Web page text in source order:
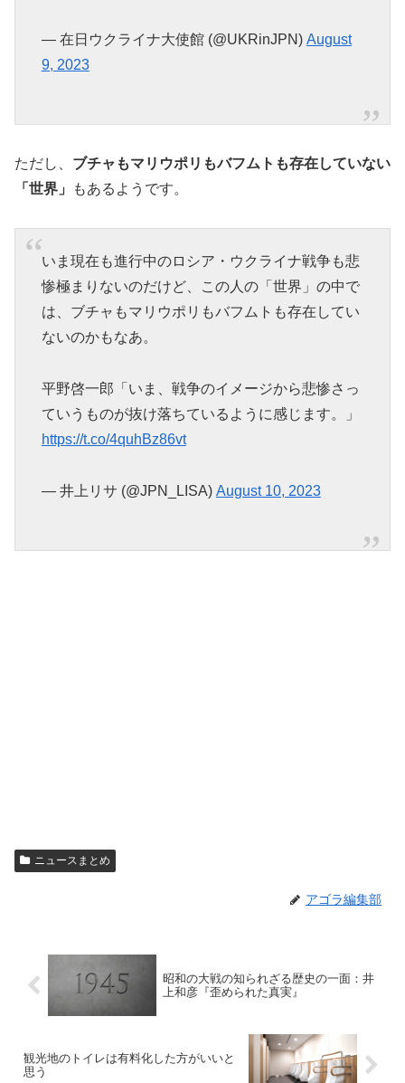
— 在日ウクライナ大使館 (@UKRinJPN) August
9, 2023
ただし、 ブチャもマリウポリもバフムトも存在していない
「世界」
もあるようです。
いま現在も進行中のロシア・ウクライナ戦争も悲
惨極まりないのだけど、この人の「世界」の中で
は、ブチャもマリウポリもバフムトも存在してい
ないのかもなあ。
平野啓一郎「いま、戦争のイメージから悲惨さっ
ていうものが抜け落ちているように感じます。」
https://t.co/4quhBz86vt
— 井上リサ (@JPN_LISA) August 10, 2023
ニュースまとめ
アゴラ編集部
昭和の大戦の知られざる歴史の一面：井
上和彦『歪められた真実』
観光地のトイレは有料化した方がいいと
思う